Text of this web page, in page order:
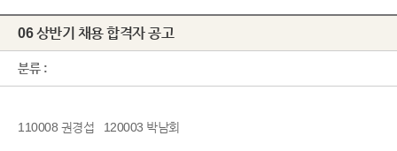
06 상반기 채용 합격자 공고
분류 :
110008 권경섭 120003 박남회